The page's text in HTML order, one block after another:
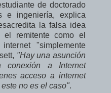
de doctorado
e ingeniería, explica
la falsa idea
remitente como el
"simplemente
"Hay una asunción
a Internet
acceso a internet
no es el caso".